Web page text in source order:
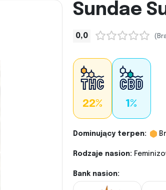
Sundae
0,0
22% 1%
Dominujący terpen:
Rodzaje nasion:
Bank nasion: